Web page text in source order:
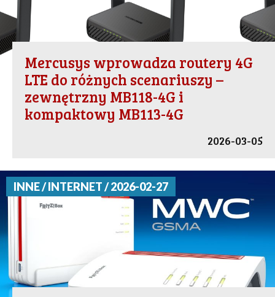
Mercusys wprowadza routery 4G
LTE do różnych scenariuszy –
zewnętrzny MB118-4G i
kompaktowy MB113-4G
2026-03-05
INNE / INTERNET / 2026-02-27